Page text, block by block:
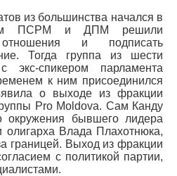
из большинства начался в
ПСРМ и ДПМ решили
и подписать
Тогда группа из шести
экс-спикером парламента
к ним присоединился
о выходе из фракции
Pro Moldova. Сам Канду
окружения бывшего лидера
олигарха Влада Плахотнюка,
границей. Выход из фракции
с политикой партии,